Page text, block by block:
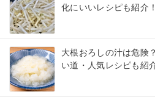
化にいいレシピも紹介！
大根おろしの汁は危険
い道・人気レシピも紹